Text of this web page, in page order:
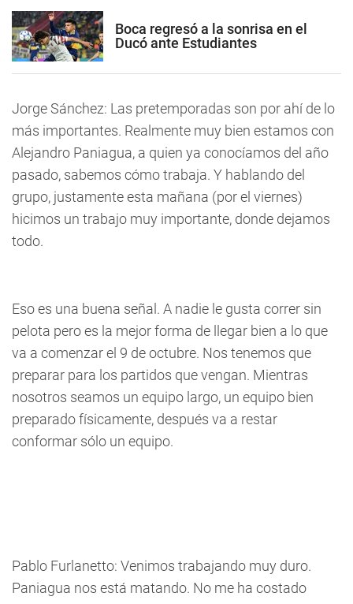
Boca regresó a la sonrisa en el
Ducó ante Estudiantes
Jorge Sánchez: Las pretemporadas son por ahí de lo
más importantes. Realmente muy bien estamos con
Alejandro Paniagua, a quien ya conocíamos del año
pasado, sabemos cómo trabaja. Y hablando del
grupo, justamente esta mañana (por el viernes)
hicimos un trabajo muy importante, donde dejamos
todo.
Eso es una buena señal. A nadie le gusta correr sin
pelota pero es la mejor forma de llegar bien a lo que
va a comenzar el 9 de octubre. Nos tenemos que
preparar para los partidos que vengan. Mientras
nosotros seamos un equipo largo, un equipo bien
preparado físicamente, después va a restar
conformar sólo un equipo.
Pablo Furlanetto: Venimos trabajando muy duro.
Paniagua nos está matando. No me ha costado